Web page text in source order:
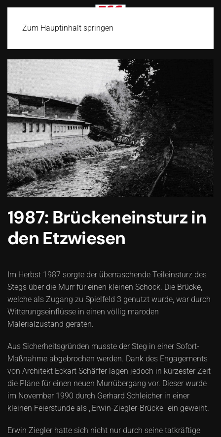
Zum Hauptinhalt springen
1987: Brückeneinsturz in
den Etzwiesen
Im Herbst 1987 sorgte der überraschende Teileinsturz des
Stegs über die Murr für einen kleinen Schock. Die Brücke,
welche als Zugang zu Spielfeld 3 genutzt wurde, war durch
Witterungseinflüsse in einen völlig maroden
Malerialzustand geraten.
Aus Sicherheitsgründen musste der Steg in einer Sofort-
Maßnahme abgebrochen werden. Dank des Engagements
von Architekt Eckart Schäffer lagen jedoch in kürzester Zeit
die Pläne für einen neuen Murrübergang vor. Dieser wurde
im November 1990 durch Gerhard Schleicher in einer
kleinen Feierstunde als ,,Erwin-Ziegler-Brücke" ein geweiht.
Erwin Ziegler hatte sich nicht nur durch seine tatkräftige